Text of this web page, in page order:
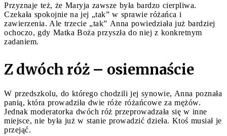
Przyznaje też, że Maryja zawsze była bardzo cierpliwa.
Czekała spokojnie na jej „tak” w sprawie różańca i
zawierzenia. Ale trzecie „tak” Anna powiedziała już bardziej
ochoczo, gdy Matka Boża przyszła do niej z konkretnym
zadaniem.
Z dwóch róż – osiemnaście
W przedszkolu, do którego chodzili jej synowie, Anna poznała
panią, która prowadziła dwie róże różańcowe za mężów.
Jednak moderatorka dwóch róż przeprowadzała się w inne
miejsce, nie była już w stanie prowadzić dzieła. Ktoś musiał je
przejąć.